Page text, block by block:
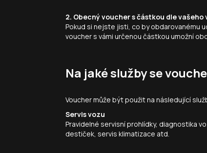
2. Obecný voucher s částkou dle vašeho
Pokud si nejste jisti, co by obdarovanému
voucher s vámi určenou částkou umožní
Na jaké služby se
Voucher může být použit na následující
Servis vozu
Pravidelné servisní prohlídky, diagnostika
destiček, servis klimatizace atd.